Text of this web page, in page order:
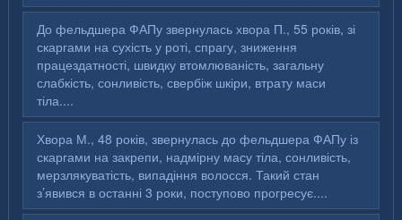
До фельдшера ФАПу звернулась хвора П., 55 років, зі
скаргами на сухість у роті, спрагу, зниження
працездатності, швидку втомлюваність, загальну
слабкість, сонливість, свербіж шкіри, втрату маси
тіла....
Хвора М., 48 років, звернулась до фельдшера ФАПу із
скаргами на закрепи, надмірну масу тіла, сонливість,
мерзлякуватість, випадіння волосся. Такий стан
з’явився в останні 3 роки, поступово прогресує....